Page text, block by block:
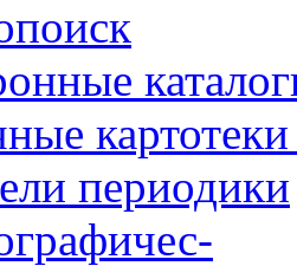
периодики